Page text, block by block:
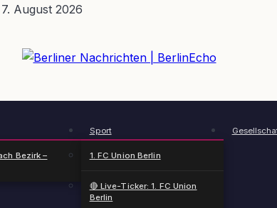
7. August 2026
Bezirk –
Sport
1. FC Union Berlin
🔴 Live-Ticker: 1. FC Union
Berlin